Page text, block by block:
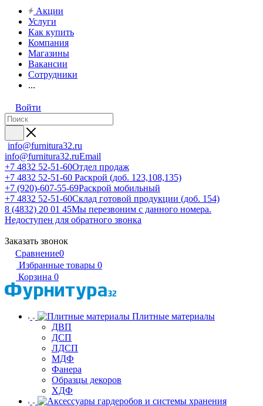
Акции
Услуги
Как купить
Компания
Магазины
Вакансии
Сотрудники
...
Войти
info@furnitura32.ru
info@furnitura32.ruEmail
+7 4832 52-51-60Отдел продаж
+7 4832 52-51-60 Раскрой (доб. 123,108,135)
+7 (920)-607-55-69Раскрой мобильный
+7 4832 52-51-60Склад готовой продукции (доб. 154)
8 (4832) 20 01 45Мы перезвоним с данного номера.
Недоступен для обратного звонка
Заказать звонок
Сравнение0
Избранные товары 0
Корзина 0
Плитные материалы
ДВП
ДСП
ЛДСП
МДФ
Фанера
Образцы декоров
ХДФ